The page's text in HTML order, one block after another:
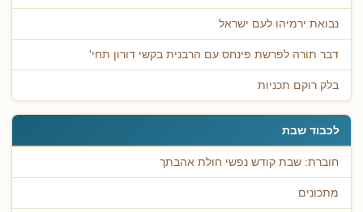
נבואת ירמיהו לעם ישראל
דבר תורה לפרשת פינחס עם הרבנית בקשי דורון תחי'
בלק רוקם תכניות
לכבוד שבת
חוברת: שבת קודש נפשי חולת אהבתך
מתכונים